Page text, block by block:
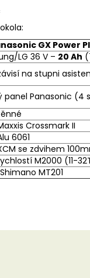
GX Power
LG 36 V – 20 Ah
na stupni
panel Panasonic
Crossmark II
6061
se zdvihem
M2000 (11-
MT201